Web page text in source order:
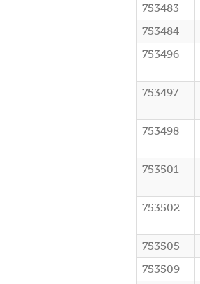
753483
753484
753496
753497
753498
753501
753502
753505
753509